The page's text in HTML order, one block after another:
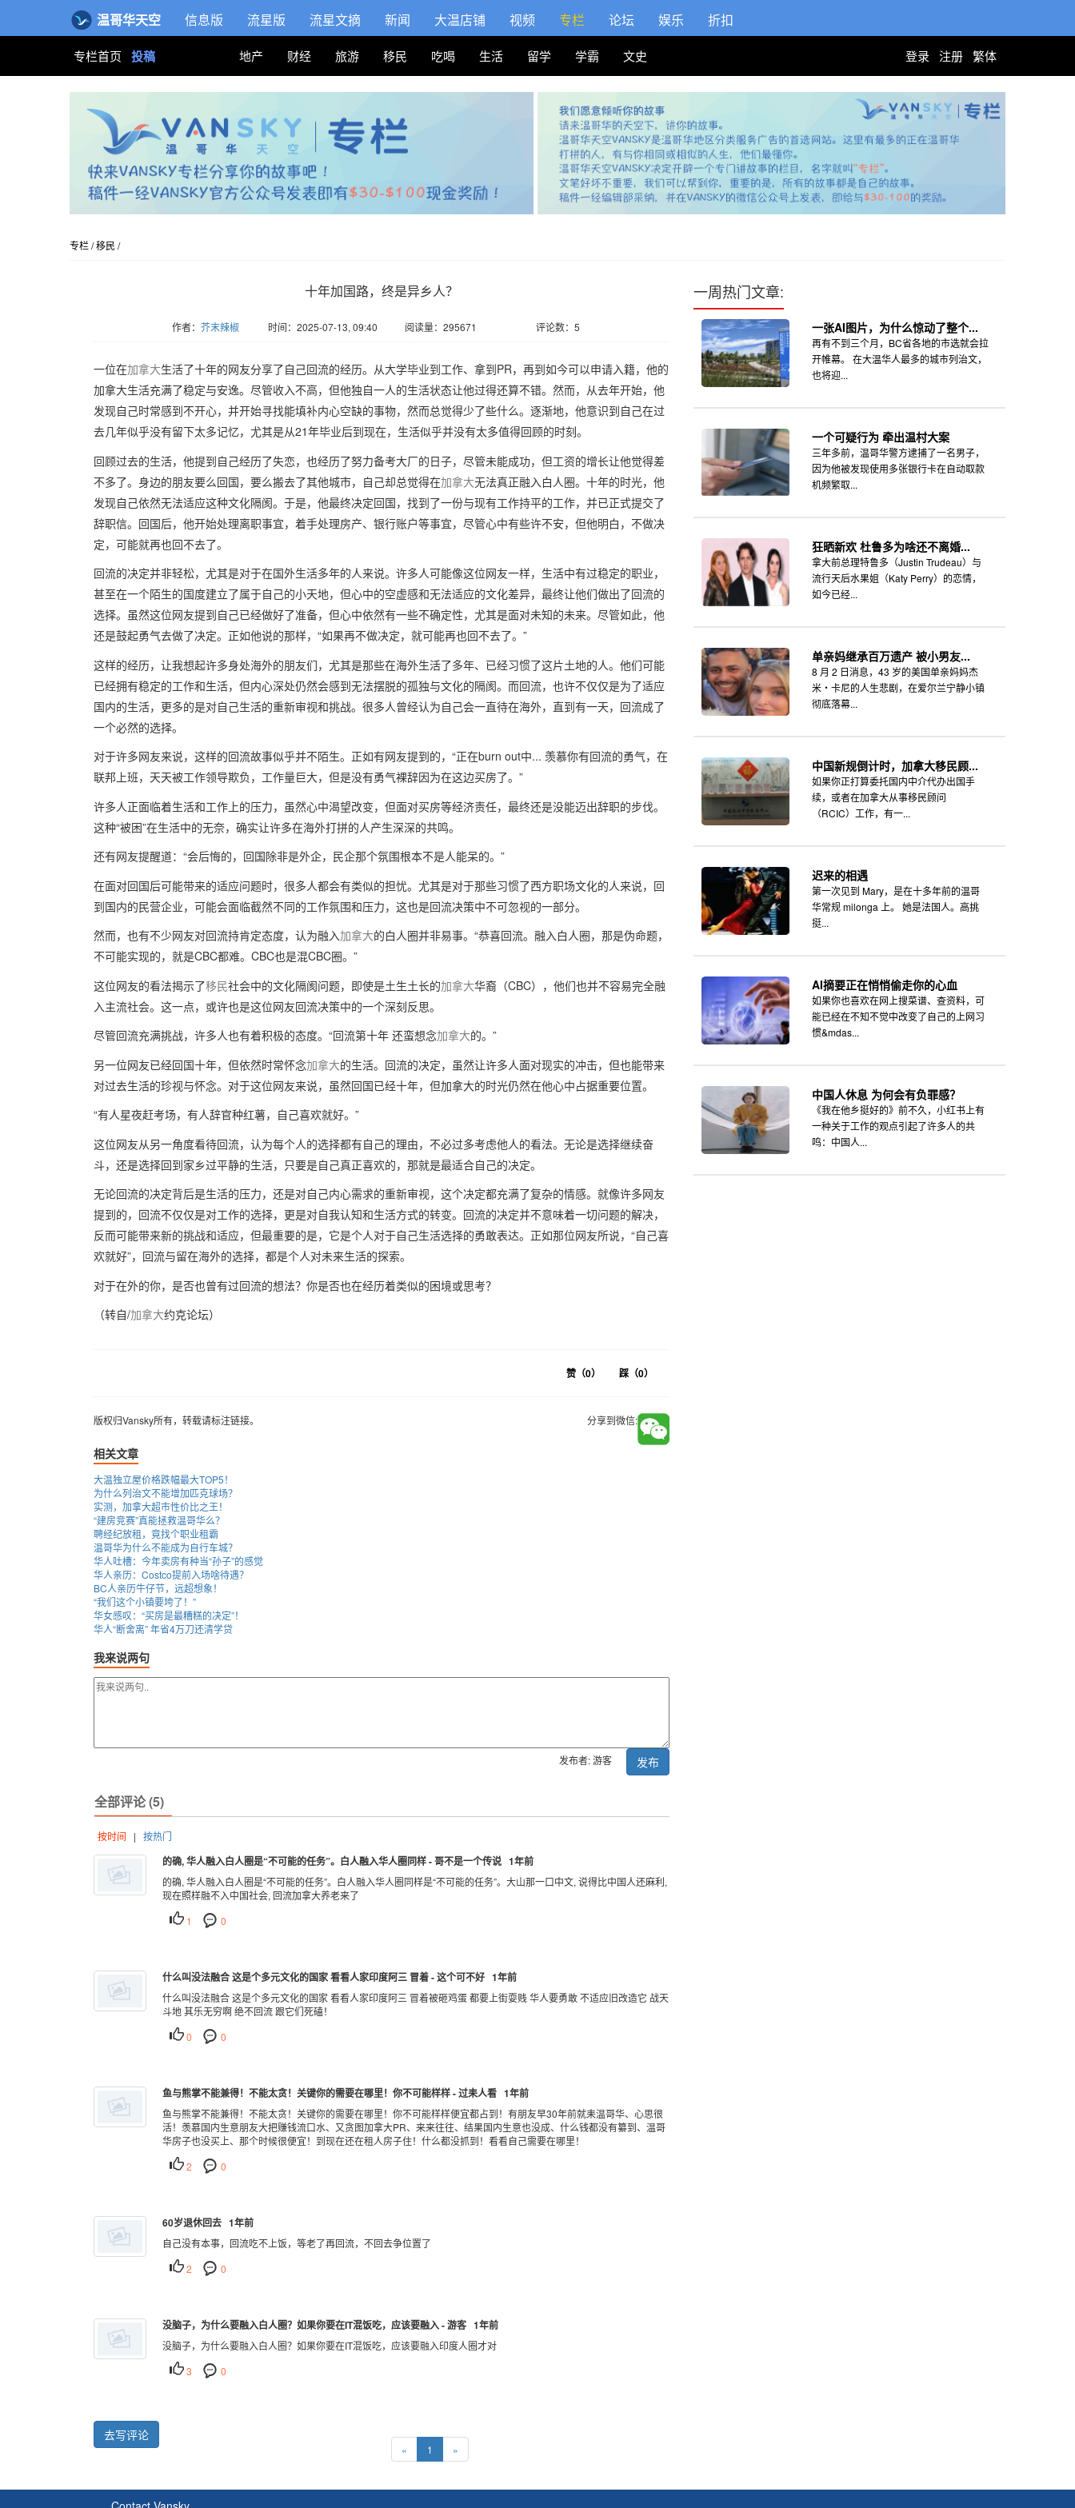
温哥华天空 信息版 流星版 流星文摘 新闻 大温店铺 视频 专栏 论坛 娱乐 折扣
专栏首页 投稿 地产 财经 旅游 移民 吃喝 生活 留学 学霸 文史 登录 注册 繁体
专栏 /移民 /
十年加国路，终是异乡人？
作者： 芥末辣椒 时间：2025-07-13, 09:40 阅读量：295671 评论数：5
一位在加拿大生活了十年的网友分享了自己回流的经历。从大学毕业到工作、拿到PR，再到如今可以申请入籍，他的
加拿大生活充满了稳定与安逸。尽管收入不高，但他独自一人的生活状态让他过得还算不错。然而，从去年开始，他
发现自己时常感到不开心，并开始寻找能填补内心空缺的事物，然而总觉得少了些什么。逐渐地，他意识到自己在过
去几年似乎没有留下太多记忆，尤其是从21年毕业后到现在，生活似乎并没有太多值得回顾的时刻。
回顾过去的生活，他提到自己经历了失恋，也经历了努力备考大厂的日子，尽管未能成功，但工资的增长让他觉得差
不多了。身边的朋友要么回国，要么搬去了其他城市，自己却总觉得在加拿大无法真正融入白人圈。十年的时光，他
发现自己依然无法适应这种文化隔阂。于是，他最终决定回国，找到了一份与现有工作持平的工作，并已正式提交了
辞职信。回国后，他开始处理离职事宜，着手处理房产、银行账户等事宜，尽管心中有些许不安，但他明白，不做决
定，可能就再也回不去了。
回流的决定并非轻松，尤其是对于在国外生活多年的人来说。许多人可能像这位网友一样，生活中有过稳定的职业，
甚至在一个陌生的国度建立了属于自己的小天地，但心中的空虚感和无法适应的文化差异，最终让他们做出了回流的
选择。虽然这位网友提到自己已经做好了准备，但心中依然有一些不确定性，尤其是面对未知的未来。尽管如此，他
还是鼓起勇气去做了决定。正如他说的那样，“如果再不做决定，就可能再也回不去了。”
这样的经历，让我想起许多身处海外的朋友们，尤其是那些在海外生活了多年、已经习惯了这片土地的人。他们可能
已经拥有稳定的工作和生活，但内心深处仍然会感到无法摆脱的孤独与文化的隔阂。而回流，也许不仅仅是为了适应
国内的生活，更多的是对自己生活的重新审视和挑战。很多人曾经认为自己会一直待在海外，直到有一天，回流成了
一个必然的选择。
对于许多网友来说，这样的回流故事似乎并不陌生。正如有网友提到的，“正在burn out中... 羡慕你有回流的勇气，在
联邦上班，天天被工作领导欺负，工作量巨大，但是没有勇气裸辞因为在这边买房了。”
许多人正面临着生活和工作上的压力，虽然心中渴望改变，但面对买房等经济责任，最终还是没能迈出辞职的步伐。
这种“被困”在生活中的无奈，确实让许多在海外打拼的人产生深深的共鸣。
还有网友提醒道：“会后悔的，回国除非是外企，民企那个氛围根本不是人能呆的。”
在面对回国后可能带来的适应问题时，很多人都会有类似的担忧。尤其是对于那些习惯了西方职场文化的人来说，回
到国内的民营企业，可能会面临截然不同的工作氛围和压力，这也是回流决策中不可忽视的一部分。
然而，也有不少网友对回流持肯定态度，认为融入加拿大的白人圈并非易事。“恭喜回流。融入白人圈，那是伪命题，
不可能实现的，就是CBC都难。CBC也是混CBC圈。”
这位网友的看法揭示了移民社会中的文化隔阂问题，即使是土生土长的加拿大华裔（CBC），他们也并不容易完全融
入主流社会。这一点，或许也是这位网友回流决策中的一个深刻反思。
尽管回流充满挑战，许多人也有着积极的态度。“回流第十年 还蛮想念加拿大的。”
另一位网友已经回国十年，但依然时常怀念加拿大的生活。回流的决定，虽然让许多人面对现实的冲击，但也能带来
对过去生活的珍视与怀念。对于这位网友来说，虽然回国已经十年，但加拿大的时光仍然在他心中占据重要位置。
“有人星夜赶考场，有人辞官种红薯，自己喜欢就好。”
这位网友从另一角度看待回流，认为每个人的选择都有自己的理由，不必过多考虑他人的看法。无论是选择继续奋
斗，还是选择回到家乡过平静的生活，只要是自己真正喜欢的，那就是最适合自己的决定。
无论回流的决定背后是生活的压力，还是对自己内心需求的重新审视，这个决定都充满了复杂的情感。就像许多网友
提到的，回流不仅仅是对工作的选择，更是对自我认知和生活方式的转变。回流的决定并不意味着一切问题的解决，
反而可能带来新的挑战和适应，但最重要的是，它是个人对于自己生活选择的勇敢表达。正如那位网友所说，“自己喜
欢就好”，回流与留在海外的选择，都是个人对未来生活的探索。
对于在外的你，是否也曾有过回流的想法？你是否也在经历着类似的困境或思考？
（转自/加拿大约克论坛）
赞（0） 踩（0）
版权归Vansky所有，转载请标注链接。 分享到微信:
相关文章
大温独立屋价格跌幅最大TOP5！
为什么列治文不能增加匹克球场？
实测，加拿大超市性价比之王！
“建房竞赛”真能拯救温哥华么？
聘经纪放租，竟找个职业租霸
温哥华为什么不能成为自行车城？
华人吐槽：今年卖房有种当“孙子”的感觉
华人亲历：Costco提前入场啥待遇？
BC人亲历牛仔节，远超想象！
“我们这个小镇要垮了！”
华女感叹：“买房是最糟糕的决定”！
华人“断舍离” 年省4万刀还清学贷
我来说两句
发布者: 游客 发布
全部评论 (5)
按时间 | 按热门
的确, 华人融入白人圈是“不可能的任务”。白人融入华人圈同样 - 哥不是一个传说 1年前
的确, 华人融入白人圈是“不可能的任务”。白人融入华人圈同样是“不可能的任务”。大山那一口中文, 说得比中国人还麻利,
现在照样融不入中国社会, 回流加拿大养老来了
1
0
什么叫没法融合 这是个多元文化的国家 看看人家印度阿三 冒着 - 这个可不好 1年前
什么叫没法融合 这是个多元文化的国家 看看人家印度阿三 冒着被砸鸡蛋 都要上街耍贱 华人要勇敢 不适应旧改造它 战天
斗地 其乐无穷啊 绝不回流 跟它们死磕！
0
0
鱼与熊掌不能兼得！不能太贪！关键你的需要在哪里！你不可能样样 - 过耒人看 1年前
鱼与熊掌不能兼得！不能太贪！关键你的需要在哪里！你不可能样样便宜都占到！有朋友早30年前就耒温哥华、心思很
活！羡慕国内生意朋友大把赚钱流口水、又贪图加拿大PR、来来往往、结果国内生意也没成、什么钱都没有纂到、温哥
华房子也没买上、那个时候很便宜！到现在还在租人房子住！什么都没抓到！看看自己需要在哪里！
2
0
60岁退休回去 1年前
自己没有本事，回流吃不上饭，等老了再回流，不回去争位置了
2
0
没脑子，为什么要融入白人圈？如果你要在IT混饭吃，应该要融入 - 游客 1年前
没脑子，为什么要融入白人圈？如果你要在IT混饭吃，应该要融入印度人圈才对
3
0
去写评论
« 1 »
一周热门文章:
一张AI图片，为什么惊动了整个...
再有不到三个月，BC省各地的市选就会拉
开帷幕。 在大温华人最多的城市列治文，
也将迎...
一个可疑行为 牵出温村大案
三年多前，温哥华警方逮捕了一名男子，
因为他被发现使用多张银行卡在自动取款
机频繁取...
狂晒新欢 杜鲁多为啥还不离婚...
拿大前总理特鲁多（Justin Trudeau）与
流行天后水果姐（Katy Perry）的恋情，
如今已经...
单亲妈继承百万遗产 被小男友...
8 月 2 日消息，43 岁的美国单亲妈妈杰
米・卡尼的人生悲剧，在爱尔兰宁静小镇
彻底落幕...
中国新规倒计时，加拿大移民顾...
如果你正打算委托国内中介代办出国手
续，或者在加拿大从事移民顾问
（RCIC）工作，有一...
迟来的相遇
第一次见到 Mary，是在十多年前的温哥
华常规 milonga 上。 她是法国人。高挑
挺...
AI摘要正在悄悄偷走你的心血
如果你也喜欢在网上搜菜谱、查资料，可
能已经在不知不觉中改变了自己的上网习
惯&mdas...
中国人休息 为何会有负罪感？
《我在他乡挺好的》前不久，小红书上有
一种关于工作的观点引起了许多人的共
鸣：中国人...